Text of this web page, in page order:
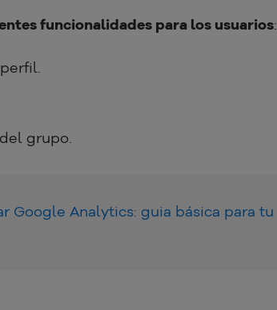
funcionalidades para los usuarios:
grupo.
Google Analytics: guia básica para tu